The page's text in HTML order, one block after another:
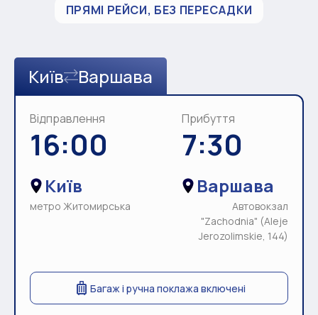
ПРЯМІ РЕЙСИ, БЕЗ ПЕРЕСАДКИ
Київ Варшава
Відправлення
16:00
Київ
метро Житомирська
Прибуття
7:30
Варшава
Автовокзал
"Zachodnia" (Aleje
Jerozolimskie, 144)
Багаж і ручна поклажа включені